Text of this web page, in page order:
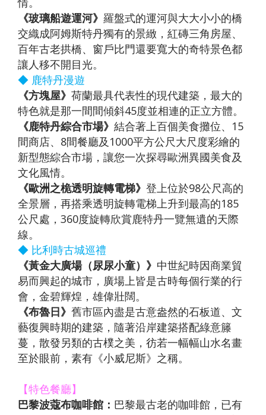
《玻璃船遊運河》 羅盤式的運河與大大小小的橋
交織成阿姆斯特丹獨有的景緻，紅磚三角房屋、
百年古老拱橋、窗戶比門還要寬大的奇特景色都
讓人移不開目光。
◆ 鹿特丹漫遊
《方塊屋》 荷蘭最具代表性的現代建築，最大的
特色就是那一間間傾斜45度並相連的正立方體。
《鹿特丹綜合市場》 結合著上百個美食攤位、15
間商店、8間餐廳及1000平方公尺大尺度彩繪的
新型態綜合市場，讓您一次探尋歐洲異國美食及
文化風情。
《歐洲之桅透明旋轉電梯》 登上位於98公尺高的
全景層，再搭乘透明旋轉電梯上升到最高的185
公尺處，360度旋轉欣賞鹿特丹一覽無遺的天際
線。
◆ 比利時古城巡禮
《黃金大廣場（尿尿小童）》 中世紀時因商業貿
易而興起的城市，廣場上皆是古時每個行業的行
會，金碧輝煌，雄偉壯闊。
《布魯日》 舊市區內盡是古意盎然的石板道、文
藝復興時期的建築，隨著沿岸建築搭配綠意籐
蔓，散發另類的古樸之美，彷若一幅幅山水名畫
至於眼前，素有《小威尼斯》之稱。
【特色餐廳】
巴黎波蔻布咖啡館： 巴黎最古老的咖啡館，已有